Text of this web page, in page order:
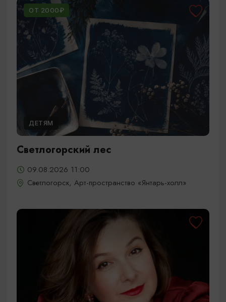
ОТ 2000₽
ДЕТЯМ
Светлогорский лес
09.08.2026 11:00
Светлогорск, Арт-пространство «Янтарь-холл»